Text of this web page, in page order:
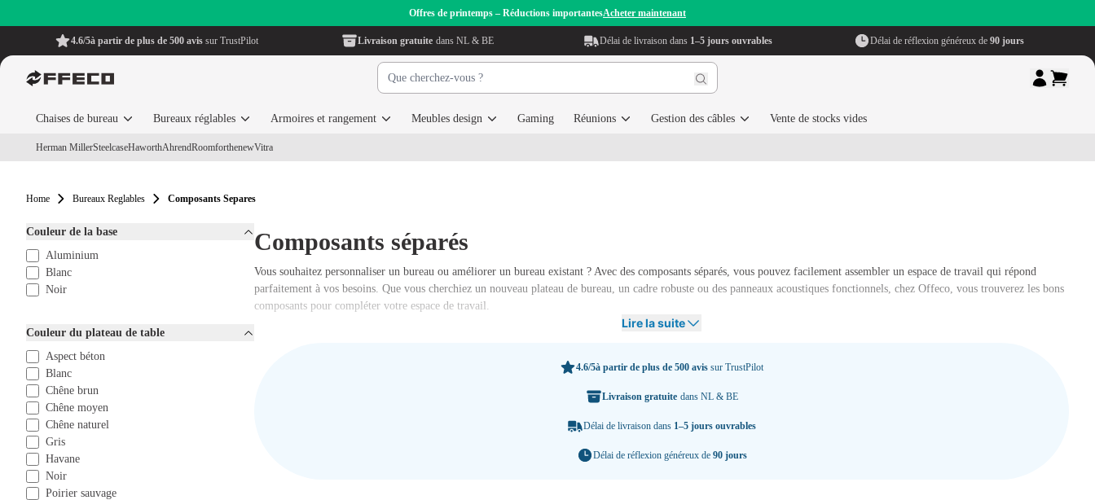
Offres de printemps – Réductions importantesAcheter maintenant
4.6/5à partir de plus de 500 avis sur TrustPilot Livraison gratuite dans NL & BE Délai de livraison dans 1–5 jours ouvrables Délai de réflexion généreux de 90 jours
Chaises de bureau Bureaux réglables Armoires et rangement Meubles design Gaming Réunions Gestion des câbles Vente de stocks vides
Herman MillerSteelcaseHaworthAhrendRoomforthenewVitra
Home Bureaux Reglables Composants Separes
Couleur de la base
Aluminium
Blanc
Noir
Couleur du plateau de table
Aspect béton
Blanc
Chêne brun
Chêne moyen
Chêne naturel
Gris
Havane
Noir
Poirier sauvage
Composants séparés
Vous souhaitez personnaliser un bureau ou améliorer un bureau existant ? Avec des composants séparés, vous pouvez facilement assembler un espace de travail qui répond
parfaitement à vos besoins. Que vous cherchiez un nouveau plateau de bureau, un cadre robuste ou des panneaux acoustiques fonctionnels, chez Offeco, vous trouverez les bons
composants pour compléter votre espace de travail.
Lire la suite
4.6/5à partir de plus de 500 avis sur TrustPilot
Livraison gratuite dans NL & BE
Délai de livraison dans 1–5 jours ouvrables
Délai de réflexion généreux de 90 jours